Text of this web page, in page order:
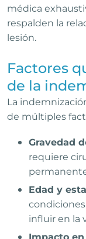
médica
respalden la
lesión.
Factores
de la
La
de múltiples
Gravedad
requiere
Edad y
influir en la
Impacto